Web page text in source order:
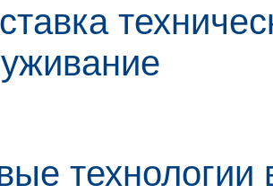
технологии